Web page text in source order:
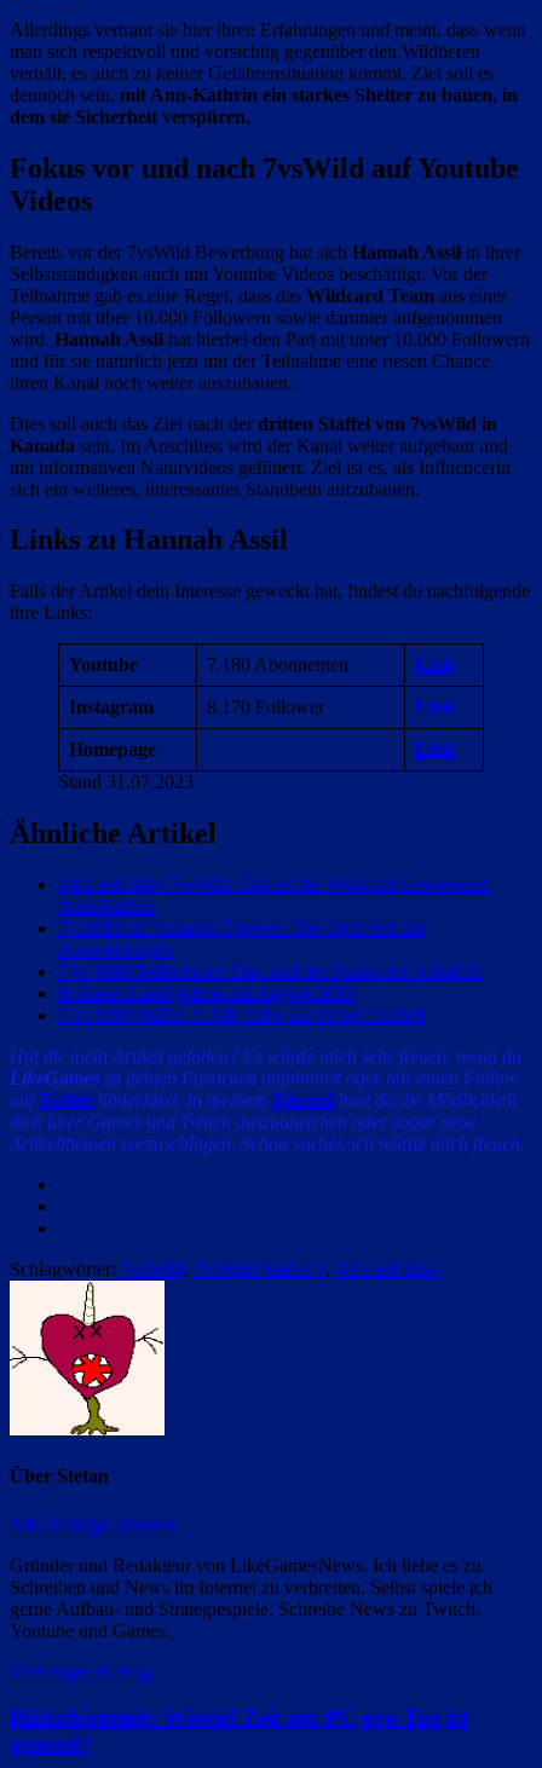
Allerdings vertraut sie hier ihren Erfahrungen und meint, dass wenn
man sich respektvoll und vorsichtig gegenüber den Wildtieren
verhält, es auch zu keiner Gefahrensituation kommt. Ziel soll es
dennoch sein, mit Ann-Kathrin ein starkes Shelter zu bauen, in
dem sie Sicherheit verspüren.
Fokus vor und nach 7vsWild auf Youtube
Videos
Bereits vor der 7vsWild Bewerbung hat sich Hannah Assil in ihrer
Selbstständigkeit auch mit Youtube Videos beschäftigt. Vor der
Teilnahme gab es eine Regel, dass das Wildcard Team aus einer
Person mit über 10.000 Followern sowie darunter aufgenommen
wird. Hannah Assil hat hierbei den Part mit unter 10.000 Followern
und für sie natürlich jetzt mit der Teilnahme eine riesen Chance
ihren Kanal noch weiter auszubauen.
Dies soll auch das Ziel nach der dritten Staffel von 7vsWild in
Kanada sein. Im Anschluss wird der Kanal weiter aufgebaut und
mit informativen Naturvideos gefüttert. Ziel ist es, als Influencerin
sich ein weiteres, interessantes Standbein aufzubauen.
Links zu Hannah Assil
Falls der Artikel dein Interesse geweckt hat, findest du nachfolgende
ihre Links:
Youtube 7.180 Abonnenten Link
Instagram 8.170 Follower Link
Homepage
Link
Stand 31.07.2023
Ähnliche Artikel
Affe auf Bike 7vsWild: Das ist die Wildcard Gewinnerin
Ann-Kathrin
7vsWild auf Amazon Freevee: Der Deal und die
Auswirkungen
7 vs Wild Teilnehmer: Das sind die Teams der 3.Staffel!
In dieses Land geht es im August 2023
7 vs Wild Staffel 3: Alle Infos zur neuen Staffel!
Hat dir mein Artikel gefallen? Es würde mich sehr freuen, wenn du
LikeGames zu deinen Favoriten aufnimmst oder mir einen Follow
aufTwitter hinterlässt. In meinem Discord hast du die Möglichkeit
dich über Games und Twitch auszutauschen oder sogar neue
Artikelthemen vorzuschlagen. Schau vorbei, ich würde mich freuen.
Schlagwörter: 7vsWild, 7vsWild Staffel 3, Affe auf Bike
Über Stefan
Alle Beiträge ansehen
Gründer und Redakteur von LikeGamesNews. Ich liebe es zu
Schreiben und News im Internet zu verbreiten. Selbst spiele ich
gerne Aufbau- und Strategiespiele. Schreibe News zu Twitch,
Youtube und Games.
Beitragsnavigation
Vorheriger Beitrag
Bildschirmzeit: Wieviel Zeit am PC pro Tag ist
gesund?